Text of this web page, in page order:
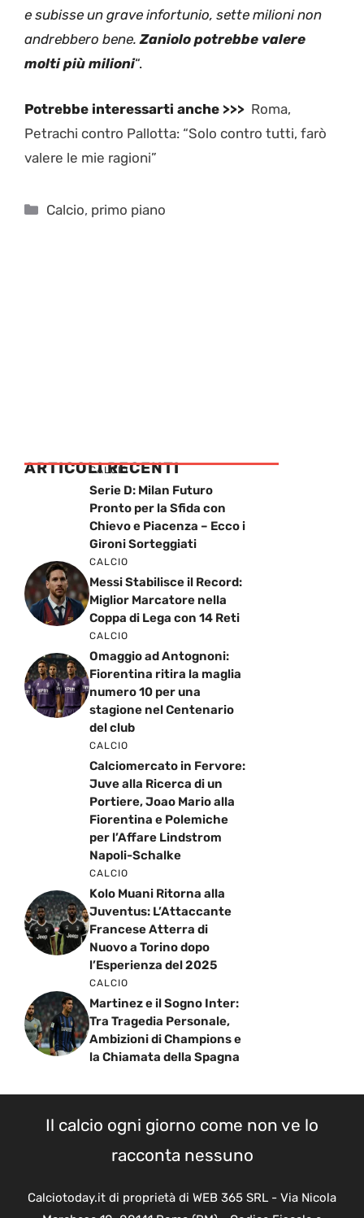
e subisse un grave infortunio, sette milioni non
andrebbero bene.Zaniolo potrebbe valere
molti più milioni“.
Potrebbe interessarti anche >>> Roma,
Petrachi contro Pallotta: “Solo contro tutti, farò
valere le mie ragioni”
Categorie
Calcio, primo piano
ARTICOLI RECENTI
CALCIO
Serie D: Milan Futuro
Pronto per la Sfida con
Chievo e Piacenza – Ecco i
Gironi Sorteggiati
CALCIO
Messi Stabilisce il Record:
Miglior Marcatore nella
Coppa di Lega con 14 Reti
CALCIO
Omaggio ad Antognoni:
Fiorentina ritira la maglia
numero 10 per una
stagione nel Centenario
del club
CALCIO
Calciomercato in Fervore:
Juve alla Ricerca di un
Portiere, Joao Mario alla
Fiorentina e Polemiche
per l’Affare Lindstrom
Napoli-Schalke
CALCIO
Kolo Muani Ritorna alla
Juventus: L’Attaccante
Francese Atterra di
Nuovo a Torino dopo
l’Esperienza del 2025
CALCIO
Martinez e il Sogno Inter:
Tra Tragedia Personale,
Ambizioni di Champions e
la Chiamata della Spagna
Il calcio ogni giorno come non ve lo
racconta nessuno
Calciotoday.it di proprietà di WEB 365 SRL - Via Nicola